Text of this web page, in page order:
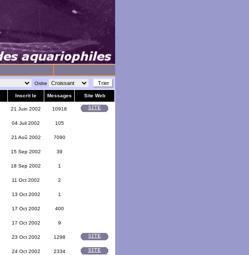
Ordre
Inscrit le Messages Site Web
21 Juin 2002 10918
04 Juil 2002 105
21 Aoû 2002 7090
15 Sep 2002 39
18 Sep 2002 1
11 Oct 2002 2
13 Oct 2002 1
17 Oct 2002 400
17 Oct 2002 9
23 Oct 2002 1298
24 Oct 2002 2334